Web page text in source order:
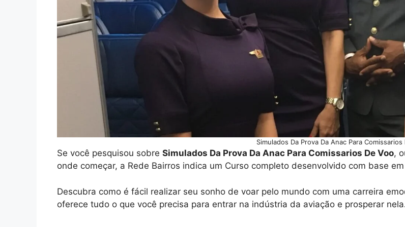
Simulados Da Prova Da Anac Para Comissarios
Se você pesquisou sobre Simulados Da Prova Da Anac Para Comissarios De Voo,
onde começar, a Rede Bairros indica um Curso completo desenvolvido com base
Descubra como é fácil realizar seu sonho de voar pelo mundo com uma carreira
oferece tudo o que você precisa para entrar na indústria da aviação e prosperar